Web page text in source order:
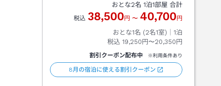
おとな2名 1泊1部屋 合計
税込 38,500円 〜 40,700円
おとな1名 (2名1室)｜ 1泊
税込 19,250円〜20,350円
割引クーポン配布中 ※利用条件あり
8月の宿泊に使える割引クーポン